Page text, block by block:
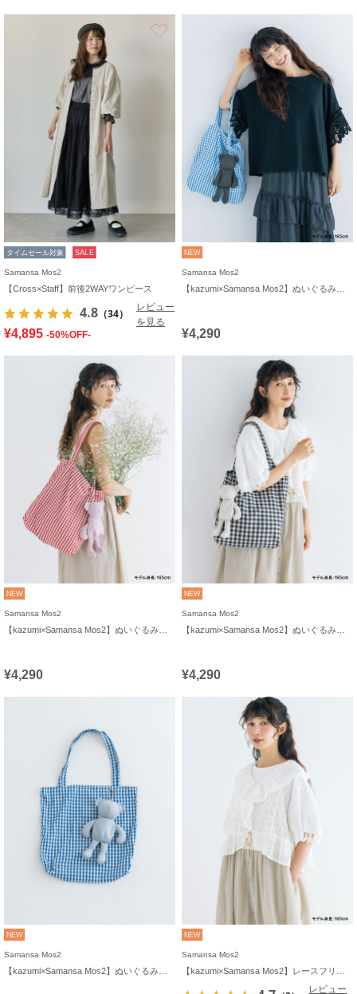
タイムセール対象 SALE
Samansa Mos2
【Cross×Staff】前後2WAYワンピース
4.8 （34）
レビュー
を見る
¥4,895 -50%OFF-
NEW
Samansa Mos2
¥4,290
NEW
Samansa Mos2
¥4,290
NEW
Samansa Mos2
¥4,290
NEW
Samansa Mos2
NEW
Samansa Mos2
レビュー